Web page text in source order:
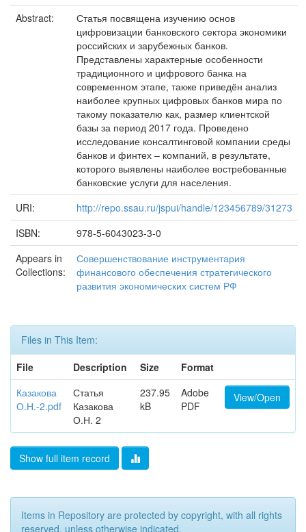
Abstract:
Статья посвящена изучению основ
цифровизации банковского сектора экономики
российских и зарубежных банков.
Представлены характерные особенности
традиционного и цифрового банка на
современном этапе, также приведён анализ
наиболее крупных цифровых банков мира по
такому показателю как, размер клиентской
базы за период 2017 года. Проведено
исследование консалтинговой компании среды
банков и финтех – компаний, в результате,
которого выявлены наиболее востребованные
банковские услуги для населения.
URI:
http://repo.ssau.ru/jspui/handle/123456789/31273
ISBN:
978-5-6043023-3-0
Appears in
Collections:
Совершенствование инструментария
финансового обеспечения стратегического
развития экономических систем РФ
Files in This Item:
File
Description Size
Format
Казакова
О.Н.-2.pdf
Статья
Казакова
О.Н. 2
237.95
kB
Adobe
PDF
View/Open
Show full item record
Items in Repository are protected by copyright, with all rights
reserved, unless otherwise indicated.